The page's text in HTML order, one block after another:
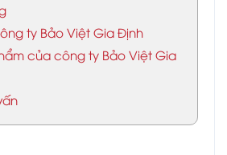
ty Bảo Việt Gia Định
của công ty Bảo Việt Gia